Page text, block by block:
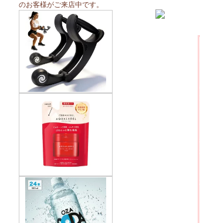
のお客様がご来店中です。